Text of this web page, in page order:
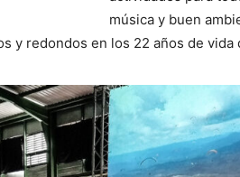
música y buen
y redondos en los 22 años de vida